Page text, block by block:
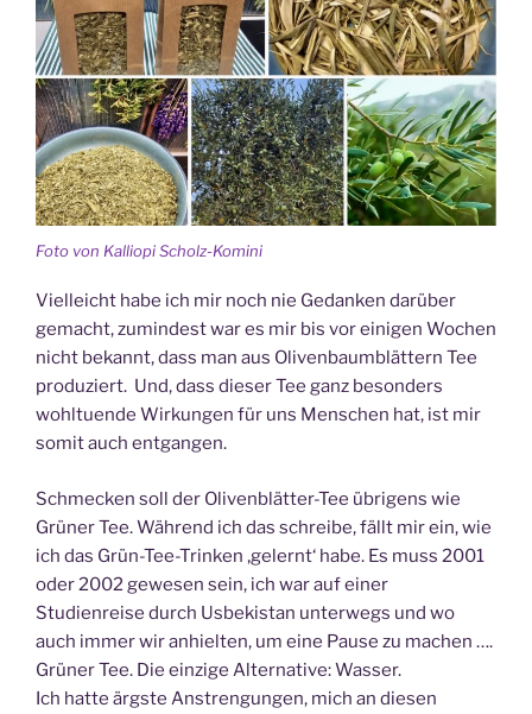
Foto von Kalliopi Scholz-Komini
Vielleicht habe ich mir noch nie Gedanken darüber
gemacht, zumindest war es mir bis vor einigen Wochen
nicht bekannt, dass man aus Olivenbaumblättern Tee
produziert. Und, dass dieser Tee ganz besonders
wohltuende Wirkungen für uns Menschen hat, ist mir
somit auch entgangen.
Schmecken soll der Olivenblätter-Tee übrigens wie
Grüner Tee. Während ich das schreibe, fällt mir ein, wie
ich das Grün-Tee-Trinken ‚gelernt‘ habe. Es muss 2001
oder 2002 gewesen sein, ich war auf einer
Studienreise durch Usbekistan unterwegs und wo
auch immer wir anhielten, um eine Pause zu machen ….
Grüner Tee. Die einzige Alternative: Wasser.
Ich hatte ärgste Anstrengungen, mich an diesen